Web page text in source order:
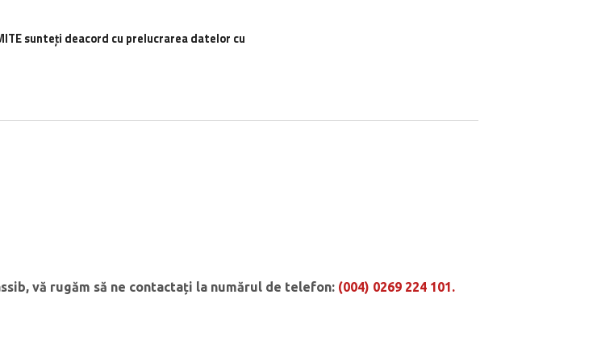
sunteți deacord cu prelucrarea datelor cu
vă rugăm să ne contactați la numărul de telefon: (004) 0269 224 101.